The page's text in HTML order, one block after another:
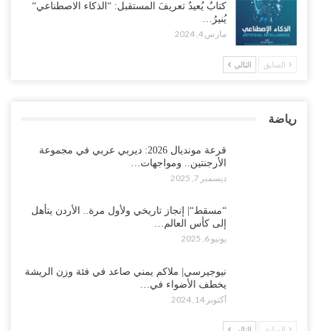
كتابٌ يُعيدُ تعريفَ المستقبل: “الذكاء الاصطناعي“
يُنيرُ…
مارس 4, 2024
السابق التالي
رياضة
قرعة مونديال 2026: ديربي عربي في مجموعة
الأرجنتين.. ومواجهات…
ديسمبر 7, 2025
“مسقط“| إنجاز تاريخي ولأول مرة.. الأردن يتأهل
إلى كأس العالم…
يونيو 6, 2025
نيوجيرسي| ملاكم يمني صاعد في فئة وزن الريشة
يخطف الأضواء في…
أكتوبر 14, 2024